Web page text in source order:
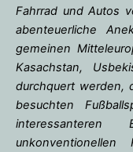
Fahrrad und Autos
abenteuerliche
gemeinen
Kasachstan,
durchquert werden,
besuchten
interessanteren